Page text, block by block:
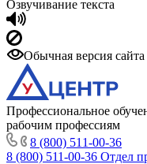
Озвучивание текста
Обычная версия сайта
Профессиональное
рабочим профессиям
8 (800) 511-00-36
8 (800) 511-00-36 Отдел